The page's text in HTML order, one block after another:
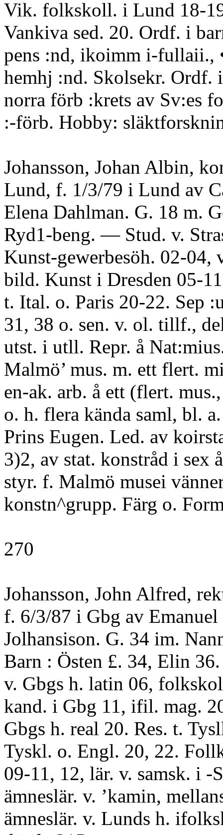
Vik. folkskoll. i Lund 18-
Vankiva sed. 20. Ordf. i
pens :nd, ikoimm i-fullaii.,
hemhj :nd. Skolsekr. Ordf.
norra förb :krets av Sv:es
:-förb. Hobby:
Johansson, Johan Albin,
Lund, f. 1/3/79 i Lund av
Elena Dahlman. G. 18 m.
Ryd1-beng. — Stud. v.
Kunst-gewerbesöh. 02-04,
bild. Kunst i Dresden 05-
t. Ital. o. Paris 20-22. Sep
31, 38 o. sen. v. ol. tillf.,
utst. i utll. Repr. å
Malmö’ mus. m. ett flert.
en-ak. arb. å ett (flert.
o. h. flera kända saml, bl.
Prins Eugen. Led. av
3)2, av stat. konstråd i sex
styr. f. Malmö musei
konstn^grupp. Färg o.
270
Johansson, John Alfred,
f. 6/3/87 i Gbg av
Jolhansison. G. 34 im.
Barn : Östen £. 34, Elin
v. Gbgs h. latin 06,
kand. i Gbg 11, ifil. mag.
Gbgs h. real 20. Res. t.
Tyskl. o. Engl. 20, 22.
09-11, 12, lär. v. samsk. i -
ämneslär. v. ’kamin,
ämneslär. v. Lunds h.